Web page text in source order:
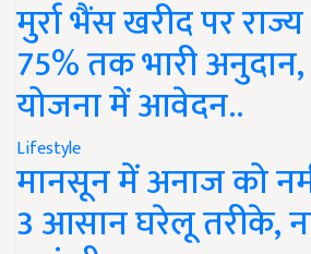
मुर्रा भैंस खरीद पर
75% तक भारी
योजना में आवेदन..
Lifestyle
मानसून में अनाज को
3 आसान घरेलू तरीके,